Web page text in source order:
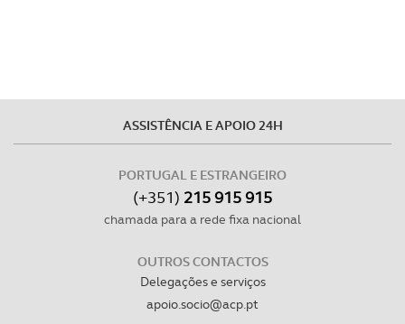
ASSISTÊNCIA E APOIO 24H
PORTUGAL E ESTRANGEIRO
(+351) 215 915 915
chamada para a rede fixa nacional
OUTROS CONTACTOS
Delegações e serviços
apoio.socio@acp.pt